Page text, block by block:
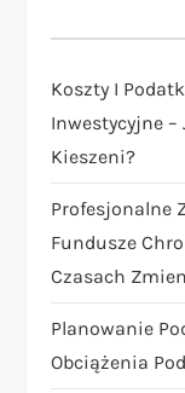
j
a
w
p
i
s
u
Koszty I
Inwestycyjne –
Kieszeni?
Profesjonalne
Fundusze
Czasach
Planowanie
Obciążenia